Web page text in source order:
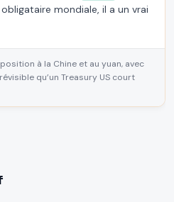
mondiale, il a un vrai
à la Chine et au yuan, avec
qu’un Treasury US court